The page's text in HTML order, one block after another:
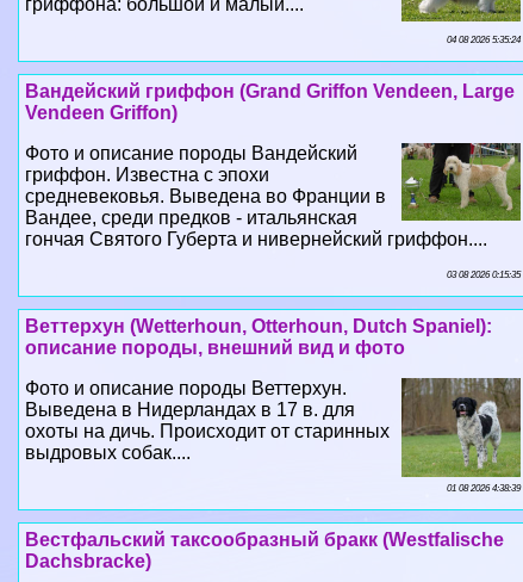
гриффона: большой и малый....
04 08 2026 5:35:24
Вандейский гриффон (Grand Griffon Vendeen, Large
Vendeen Griffon)
Фото и описание породы Вандейский
гриффон. Известна с эпохи
средневековья. Выведена во Франции в
Вандее, среди предков - итальянская
гончая Святого Губерта и нивернейский гриффон....
03 08 2026 0:15:35
Веттерхун (Wetterhoun, Otterhoun, Dutch Spaniel):
описание породы, внешний вид и фото
Фото и описание породы Веттерхун.
Выведена в Нидерландах в 17 в. для
охоты на дичь. Происходит от старинных
выдровых собак....
01 08 2026 4:38:39
Вестфальский таксообразный бpaкк (Westfalische
Dachsbracke)